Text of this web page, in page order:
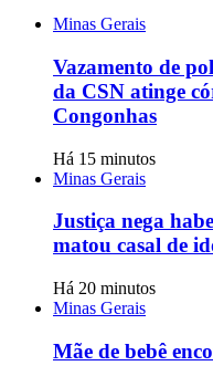
Minas Gerais
Vazamento de
da CSN atinge
Congonhas
Há 15 minutos
Minas Gerais
Justiça nega
matou casal de
Há 20 minutos
Minas Gerais
Mãe de bebê